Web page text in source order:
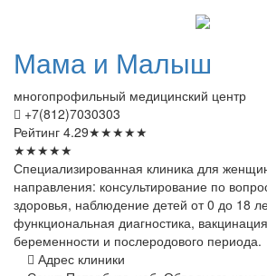
Мама и Малыш
многопрофильный медицинский центр
+7(812)7030303
Рейтинг 4.29★★★★★
★★★★★
Специализированная клиника для
направления: консультирование по
здоровья, наблюдение детей от 0 до 18
функциональная диагностика,
беременности и послеродового периода.
Адрес клиники